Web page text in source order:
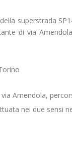
superstrada
di via
Amendola,
nei due sensi